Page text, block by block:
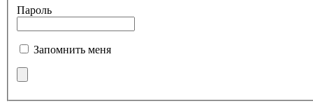
Пароль
Запомнить меня